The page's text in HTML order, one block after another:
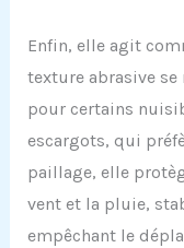
Enfin, elle agit
texture abrasive
pour certains
escargots, qui
paillage, elle
vent et la pluie,
empêchant le